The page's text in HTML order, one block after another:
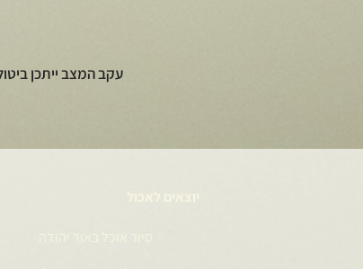
עקב המצב ייתכן